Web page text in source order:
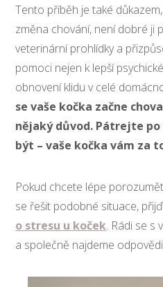
Tento příběh je také
změna chování, není dobré ji
veterinární prohlídky a
pomoci nejen k lepší
obnovení klidu v celé
se vaše kočka začne
nějaký důvod. Pátrejte
být – vaše kočka vám za
Pokud chcete lépe
se řešit podobné situace,
o stresu u koček. Rádi se s
a společně najdeme